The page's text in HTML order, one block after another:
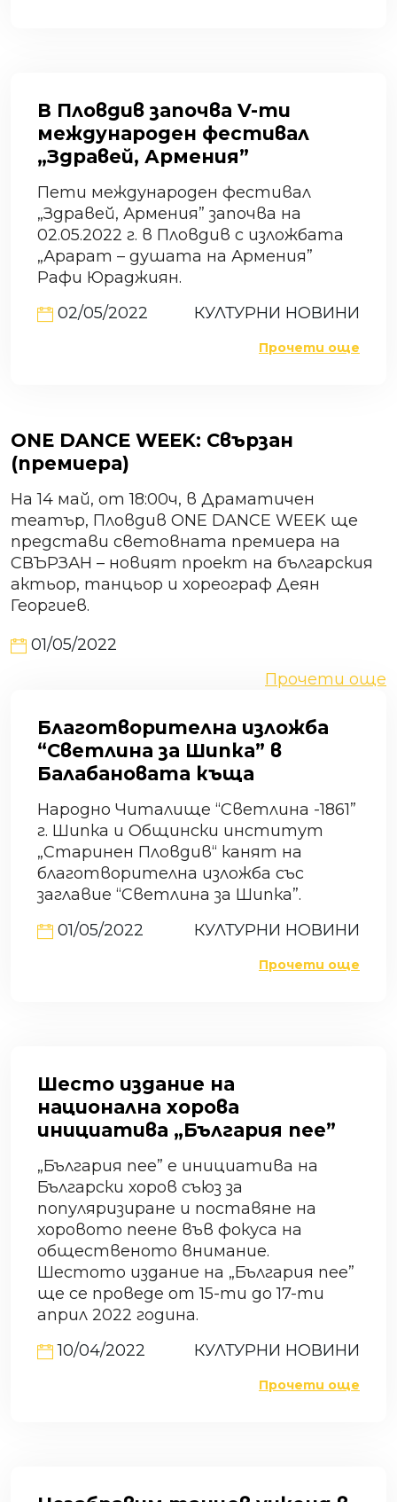
В Пловдив започва V-ти
международен фестивал
„Здравей, Армения”
Пети международен фестивал
„Здравей, Армения” започва на
02.05.2022 г. в Пловдив с изложбата
„Арарат – душата на Армения”
Рафи Юраджиян.
02/05/2022
КУЛТУРНИ НОВИНИ
Прочети още
ONE DANCE WEEK: Свързан
(премиера)
На 14 май, от 18:00ч, в Драматичен
театър, Пловдив ONE DANCE WEEK ще
представи световната премиера на
СВЪРЗАН – новият проект на българския
актьор, танцьор и хореограф Деян
Георгиев.
01/05/2022
Прочети още
Благотворителна изложба
“Светлина за Шипка” в
Балабановата къща
Народно Читалище “Светлина -1861”
г. Шипка и Общински институт
„Старинен Пловдив“ канят на
благотворителна изложба със
заглавие “Светлина за Шипка”.
01/05/2022
КУЛТУРНИ НОВИНИ
Прочети още
Шесто издание на
национална хорова
инициатива „България пее”
„България пее” е инициатива на
Български хоров съюз за
популяризиране и поставяне на
хоровото пеене във фокуса на
общественото внимание.
Шестото издание на „България пее”
ще се проведе от 15-ти до 17-ти
април 2022 година.
10/04/2022
КУЛТУРНИ НОВИНИ
Прочети още